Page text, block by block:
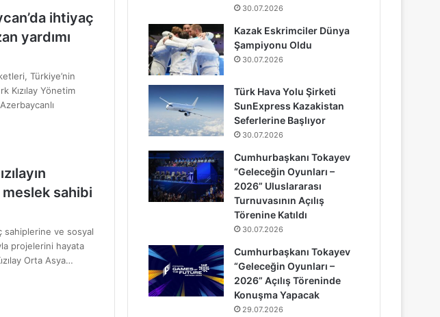
ihtiyaç
yardımı
Türkiye’nin
Kızılay Yönetim
sahibi
sahiplerine ve sosyal
projelerini hayata
Orta Asya…
30.07.2026
Kazak Eskrimciler Dünya
Şampiyonu Oldu
30.07.2026
Türk Hava Yolu Şirketi
SunExpress Kazakistan
Seferlerine Başlıyor
30.07.2026
Cumhurbaşkanı Tokayev
“Geleceğin Oyunları –
2026” Uluslararası
Turnuvasının Açılış
Törenine Katıldı
30.07.2026
Cumhurbaşkanı Tokayev
“Geleceğin Oyunları –
2026” Açılış Töreninde
Konuşma Yapacak
29.07.2026